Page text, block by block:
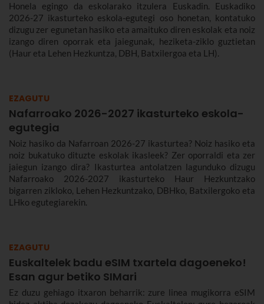
Honela egingo da eskolarako itzulera Euskadin. Euskadiko
2026-27 ikasturteko eskola-egutegi oso honetan, kontatuko
dizugu zer egunetan hasiko eta amaituko diren eskolak eta noiz
izango diren oporrak eta jaiegunak, heziketa-ziklo guztietan
(Haur eta Lehen Hezkuntza, DBH, Batxilergoa eta LH).
EZAGUTU
Nafarroako 2026-2027 ikasturteko eskola-
egutegia
Noiz hasiko da Nafarroan 2026-27 ikasturtea? Noiz hasiko eta
noiz bukatuko dituzte eskolak ikasleek? Zer oporraldi eta zer
jaiegun izango dira? Ikasturtea antolatzen lagunduko dizugu
Nafarroako 2026-2027 ikasturteko Haur Hezkuntzako
bigarren zikloko, Lehen Hezkuntzako, DBHko, Batxilergoko eta
LHko egutegiarekin.
EZAGUTU
Euskaltelek badu eSIM txartela dagoeneko!
Esan agur betiko SIMari
Ez duzu gehiago itxaron beharrik: zure linea mugikorra eSIM